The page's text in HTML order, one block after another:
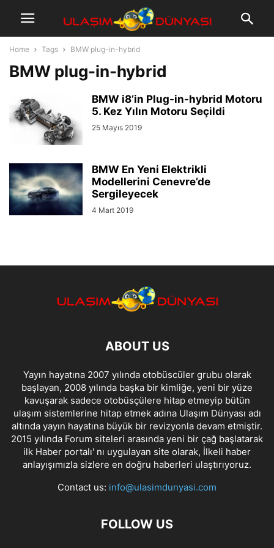
Home Tags BMW plug-in-hybrid
BMW plug-in-hybrid
BMW i8’in Plug-in-hybrid Motoru
5. Kez Yılın Motoru Seçildi
25 Mayıs 2019
BMW En Yeni Elektrikli
Modellerini Cenevre’de
Sergileyecek
4 Mart 2019
ABOUT US
Yayın hayatına 2007 yılında otobüscüler grubu olarak
başlayan, 2008 yılında başka bir kimliğe, yeni bir yüze
kavuşarak sadece otobüsçülere hitap etmeyip bütün
ulaşım sistemlerine hitap etmek adına Ulaşım Dünyası adı
altında yayın hayatına büyük bir revizyonla devam etmiştir.
2015 yılında Forum siteleri arasında yeni bir çağ başlatarak
ilk Haber portalı' nı uygulayan site olarak, İlkeli haber
anlayışımızla sizlere en doğru haberleri ulaştırıyoruz.
Contact us: info@ulasimdunyasi.com
FOLLOW US